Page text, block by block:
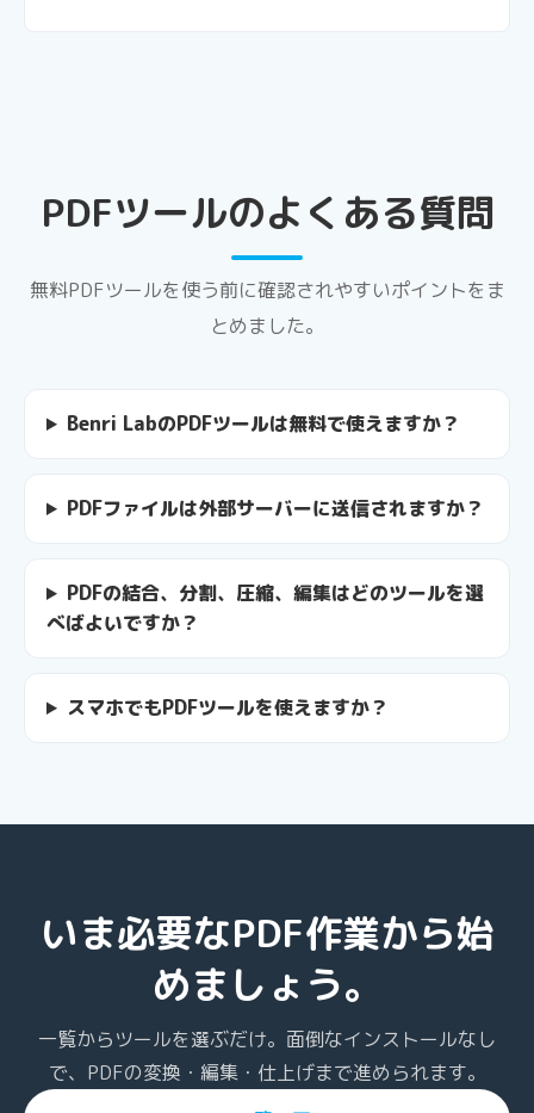
PDFツールのよくある質問
無料PDFツールを使う前に確認されやすいポイントをま
とめました。
Benri LabのPDFツールは無料で使えますか？
PDFファイルは外部サーバーに送信されますか？
PDFの結合、分割、圧縮、編集はどのツールを選
べばよいですか？
スマホでもPDFツールを使えますか？
いま必要なPDF作業から始
めましょう。
一覧からツールを選ぶだけ。面倒なインストールなし
で、PDFの変換・編集・仕上げまで進められます。